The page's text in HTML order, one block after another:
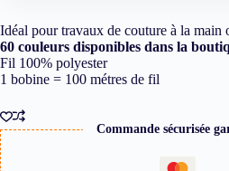
Idéal pour travaux de couture à la main
60 couleurs disponibles dans la
Fil 100% polyester
1 bobine = 100 métres de fil
Commande sécurisée